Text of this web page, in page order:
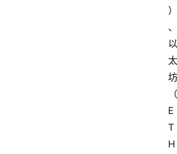
）
、
以
太
坊
（
E
T
H